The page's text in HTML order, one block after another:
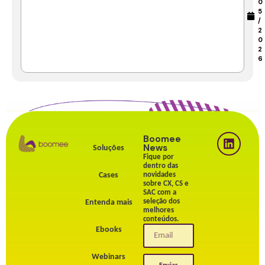
0
5
/
2
0
2
6
Soluções
Cases
Entenda mais
Ebooks
Webinars
Boomee
News
Fique por
dentro das
novidades
sobre CX, CS e
SAC com a
seleção dos
melhores
conteúdos.